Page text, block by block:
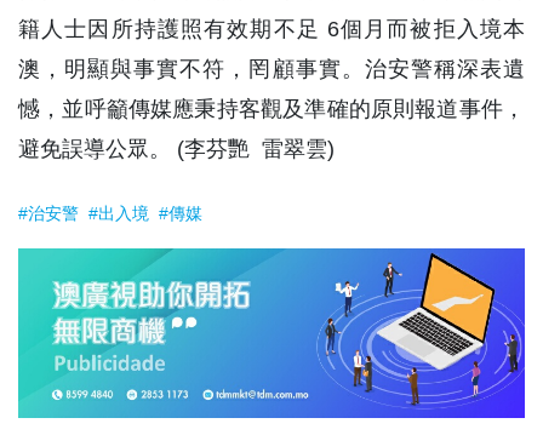
籍人士因所持護照有效期不足 6個月而被拒入境本
澳，明顯與事實不符，罔顧事實。治安警稱深表遺
憾，並呼籲傳媒應秉持客觀及準確的原則報道事件，
避免誤導公眾。 (李芬艷 雷翠雲)
#治安警 #出入境 #傳媒